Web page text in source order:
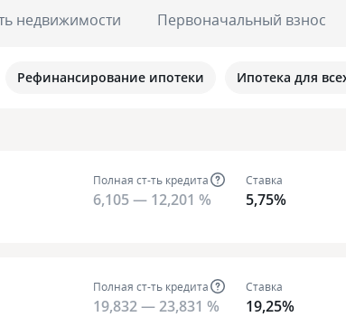
недвижимости Первоначальный взнос
Рефинансирование ипотеки Ипотека для
Полная ст-ть кредита
6,105 — 12,201 %
Ставка
5,75%
Полная ст-ть кредита
19,832 — 23,831 %
Ставка
19,25%